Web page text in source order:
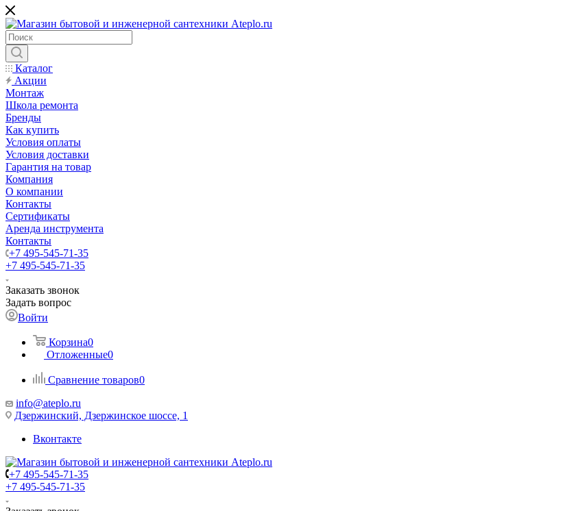
Каталог
Акции
Монтаж
Школа ремонта
Бренды
Как купить
Условия оплаты
Условия доставки
Гарантия на товар
Компания
О компании
Контакты
Сертификаты
Аренда инструмента
Контакты
+7 495-545-71-35
+7 495-545-71-35
Заказать звонок
Задать вопрос
Войти
Корзина0
Отложенные0
Сравнение товаров0
info@ateplo.ru
Дзержинский, Дзержинское шоссе, 1
Вконтакте
+7 495-545-71-35
+7 495-545-71-35